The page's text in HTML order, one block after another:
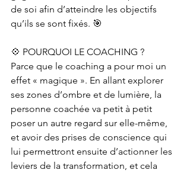
de soi afin d’atteindre les objectifs
qu’ils se sont fixés. 🎯
💠 POURQUOI LE COACHING ?
Parce que le coaching a pour moi un
effet « magique ». En allant explorer
ses zones d’ombre et de lumière, la
personne coachée va petit à petit
poser un autre regard sur elle-même,
et avoir des prises de conscience qui
lui permettront ensuite d’actionner les
leviers de la transformation, et cela